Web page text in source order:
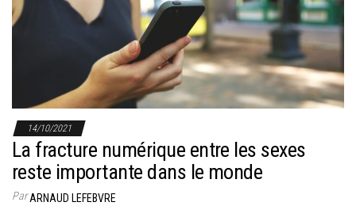
l
a
n
a
14/10/2021
La fracture numérique entre les sexes
reste importante dans le monde
ParARNAUD LEFEBVRE